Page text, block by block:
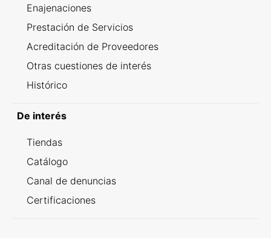
Enajenaciones
Prestación de Servicios
Acreditación de Proveedores
Otras cuestiones de interés
Histórico
De interés
Tiendas
Catálogo
Canal de denuncias
Certificaciones